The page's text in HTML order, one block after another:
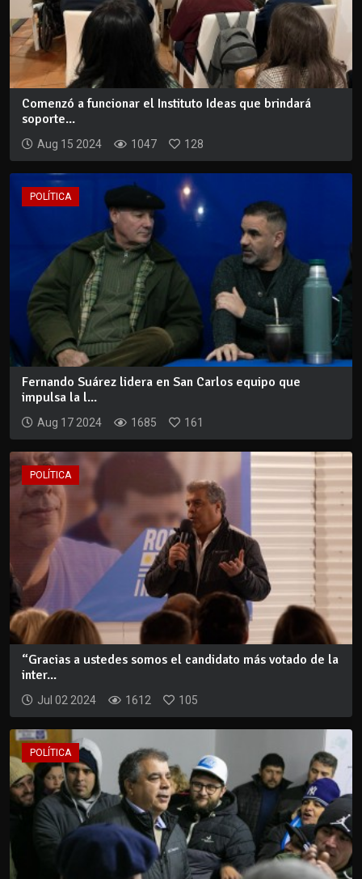
Comenzó a funcionar el Instituto Ideas que brindará
soporte...
Aug 15 2024 1047 128
POLÍTICA
Fernando Suárez lidera en San Carlos equipo que
impulsa la l...
Aug 17 2024 1685 161
POLÍTICA
“Gracias a ustedes somos el candidato más votado de la
inter...
Jul 02 2024 1612 105
POLÍTICA